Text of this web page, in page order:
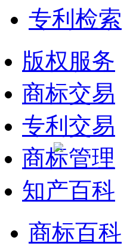
专利检索
版权服务
商标交易
专利交易
商标管理
知产百科
商标百科